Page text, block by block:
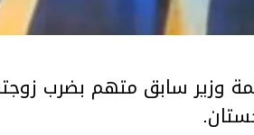
وزير سابق متهم بضرب